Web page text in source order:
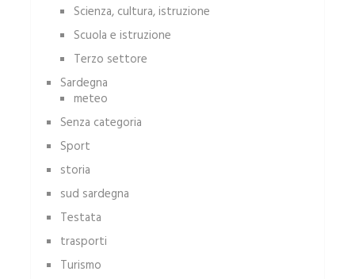
Scienza, cultura, istruzione
Scuola e istruzione
Terzo settore
Sardegna
meteo
Senza categoria
Sport
storia
sud sardegna
Testata
trasporti
Turismo